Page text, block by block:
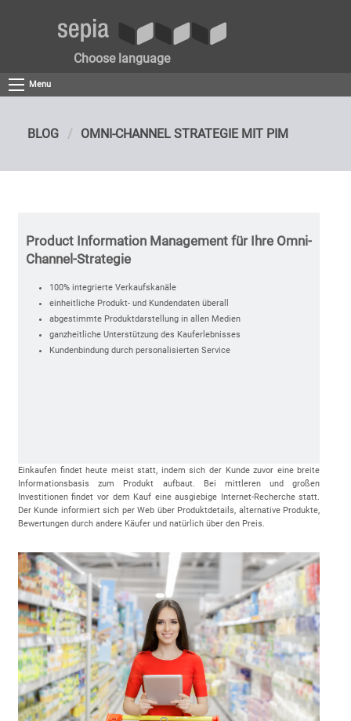
Choose language
Menu
BLOG OMNI-CHANNEL STRATEGIE MIT PIM
Product Information Management für Ihre Omni-
Channel-Strategie
100% integrierte Verkaufskanäle
einheitliche Produkt- und Kundendaten überall
abgestimmte Produktdarstellung in allen Medien
ganzheitliche Unterstützung des Kauferlebnisses
Kundenbindung durch personalisierten Service
Einkaufen findet heute meist statt, indem sich der Kunde zuvor eine breite
Informationsbasis zum Produkt aufbaut. Bei mittleren und großen
Investitionen findet vor dem Kauf eine ausgiebige Internet-Recherche statt.
Der Kunde informiert sich per Web über Produktdetails, alternative Produkte,
Bewertungen durch andere Käufer und natürlich über den Preis.